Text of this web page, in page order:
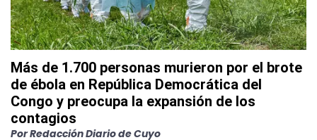
Más de 1.700 personas murieron por el brote
de ébola en República Democrática del
Congo y preocupa la expansión de los
contagios
PorRedacción Diario de Cuyo